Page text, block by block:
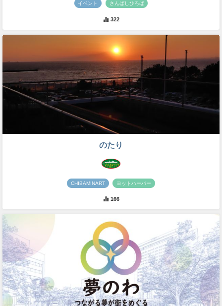
イベント さんばしひろば
322
のたり
CHIBAMINART ヨットハーバー
166